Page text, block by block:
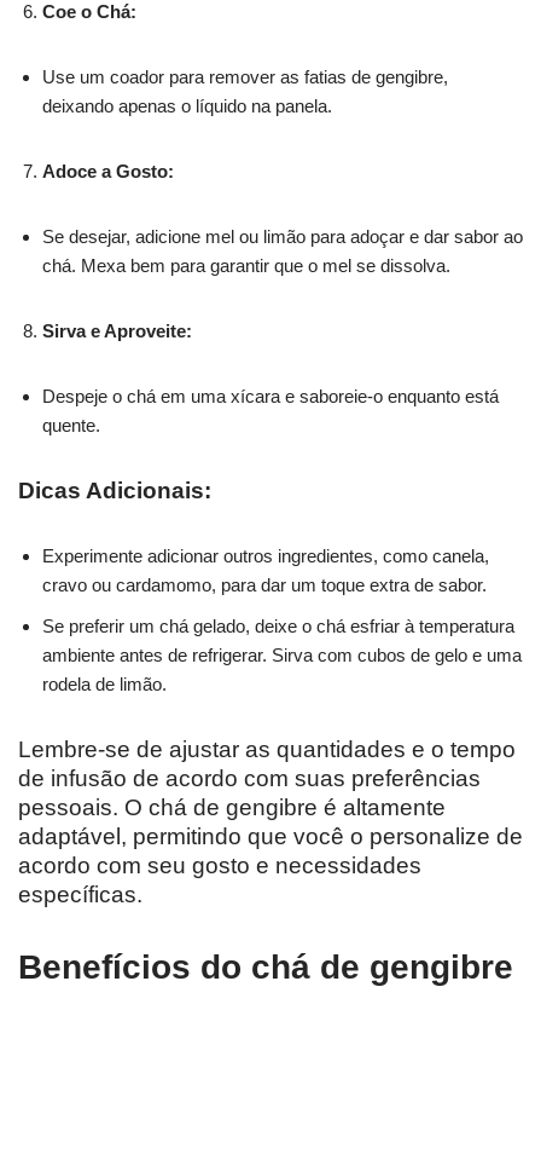
Coe o Chá:
Use um coador para remover as fatias de gengibre,
deixando apenas o líquido na panela.
Adoce a Gosto:
Se desejar, adicione mel ou limão para adoçar e dar sabor ao
chá. Mexa bem para garantir que o mel se dissolva.
Sirva e Aproveite:
Despeje o chá em uma xícara e saboreie-o enquanto está
quente.
Dicas Adicionais:
Experimente adicionar outros ingredientes, como canela,
cravo ou cardamomo, para dar um toque extra de sabor.
Se preferir um chá gelado, deixe o chá esfriar à temperatura
ambiente antes de refrigerar. Sirva com cubos de gelo e uma
rodela de limão.
Lembre-se de ajustar as quantidades e o tempo
de infusão de acordo com suas preferências
pessoais. O chá de gengibre é altamente
adaptável, permitindo que você o personalize de
acordo com seu gosto e necessidades
específicas.
Benefícios do chá de gengibre